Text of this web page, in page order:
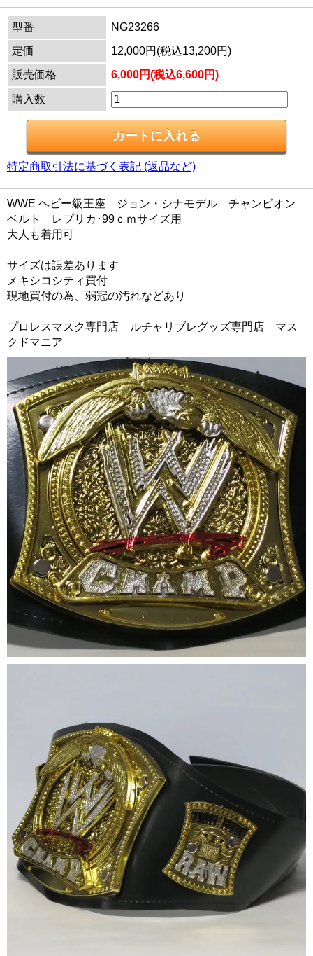
型番
NG23266
定価
12,000円(税込13,200円)
販売価格
6,000円(税込6,600円)
購入数
特定商取引法に基づく表記 (返品など)
WWE ヘビー級王座 ジョン・シナモデル チャンピオン
ベルト レプリカ･99ｃｍサイズ用
大人も着用可
サイズは誤差あります
メキシコシティ買付
現地買付の為、弱冠の汚れなどあり
プロレスマスク専門店 ルチャリブレグッズ専門店 マス
クドマニア